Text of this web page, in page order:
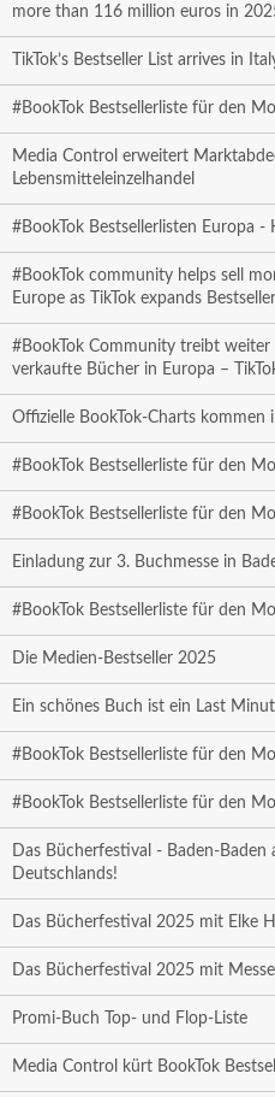
more than 116 million euros in
TikTok’s Bestseller List arrives in
#BookTok Bestsellerliste für den
Media Control erweitert
Lebensmitteleinzelhandel
#BookTok Bestsellerlisten Europa -
#BookTok community helps sell
Europe as TikTok expands
#BookTok Community treibt
verkaufte Bücher in Europa –
Offizielle BookTok-Charts kommen
#BookTok Bestsellerliste für den
#BookTok Bestsellerliste für den
Einladung zur 3. Buchmesse in
#BookTok Bestsellerliste für den
Die Medien-Bestseller 2025
Ein schönes Buch ist ein Last
#BookTok Bestsellerliste für den
#BookTok Bestsellerliste für den
Das Bücherfestival - Baden-Baden
Deutschlands!
Das Bücherfestival 2025 mit Elke
Das Bücherfestival 2025 mit
Promi-Buch Top- und Flop-Liste
Media Control kürt BookTok